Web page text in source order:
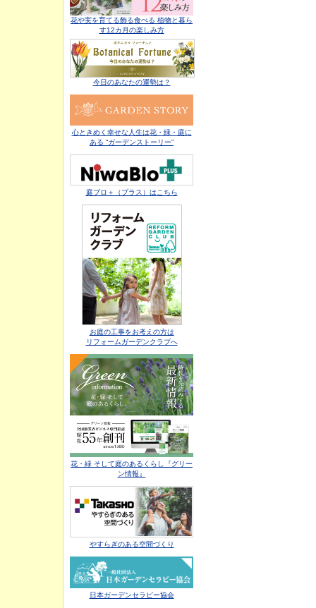
花や実を育てる飾る食べる 植物と暮ら
す12カ月の楽しみ方
今日のあなたの運勢は？
心ときめく幸せな人生は花・緑・庭に
ある “ガーデンストーリー”
庭ブロ＋（プラス）はこちら
お庭の工事をお考えの方は
リフォームガーデンクラブへ
花・緑 そして庭のあるくらし『グリー
ン情報』
やすらぎのある空間づくり
日本ガーデンセラピー協会